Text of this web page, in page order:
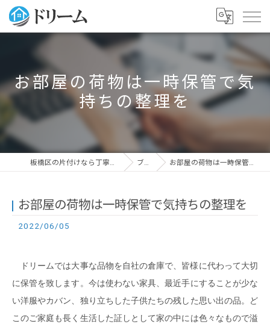
お部屋の荷物は一時保管で気
持ちの整理を
板橋区の片付けなら丁寧な作業のドリーム ブログ お部屋の荷物は一時保管で気持ちの整理を
お部屋の荷物は一時保管で気持ちの整理を
2022/06/05
ドリームでは大事な品物を自社の倉庫で、皆様に代わって大切
に保管を致します。 今は使わない家具、最近手にすることが少な
い洋服やカバン、独り立ちした子供たちの残した思い出の品。ど
このご家庭も長く生活した証しとして家の中には色々なもので溢